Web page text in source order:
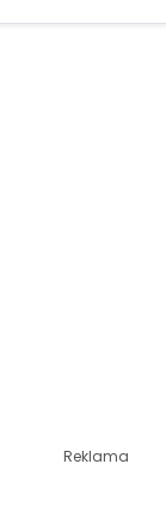
Reklama